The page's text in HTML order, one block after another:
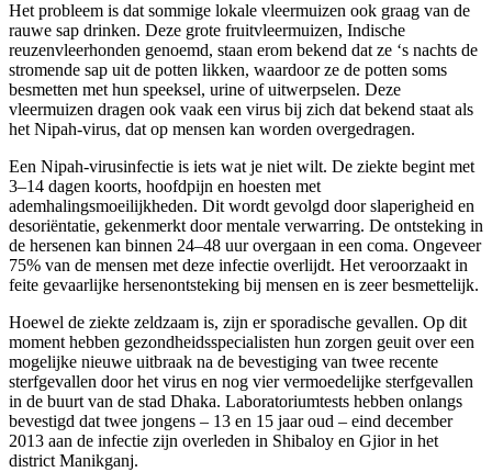
Het probleem is dat sommige lokale vleermuizen ook graag van de
rauwe sap drinken. Deze grote fruitvleermuizen, Indische
reuzenvleerhonden genoemd, staan erom bekend dat ze ‘s nachts de
stromende sap uit de potten likken, waardoor ze de potten soms
besmetten met hun speeksel, urine of uitwerpselen. Deze
vleermuizen dragen ook vaak een virus bij zich dat bekend staat als
het Nipah-virus, dat op mensen kan worden overgedragen.
Een Nipah-virusinfectie is iets wat je niet wilt. De ziekte begint met
3–14 dagen koorts, hoofdpijn en hoesten met
ademhalingsmoeilijkheden. Dit wordt gevolgd door slaperigheid en
desoriëntatie, gekenmerkt door mentale verwarring. De ontsteking in
de hersenen kan binnen 24–48 uur overgaan in een coma. Ongeveer
75% van de mensen met deze infectie overlijdt. Het veroorzaakt in
feite gevaarlijke hersenontsteking bij mensen en is zeer besmettelijk.
Hoewel de ziekte zeldzaam is, zijn er sporadische gevallen. Op dit
moment hebben gezondheidsspecialisten hun zorgen geuit over een
mogelijke nieuwe uitbraak na de bevestiging van twee recente
sterfgevallen door het virus en nog vier vermoedelijke sterfgevallen
in de buurt van de stad Dhaka. Laboratoriumtests hebben onlangs
bevestigd dat twee jongens – 13 en 15 jaar oud – eind december
2013 aan de infectie zijn overleden in Shibaloy en Gjior in het
district Manikganj.